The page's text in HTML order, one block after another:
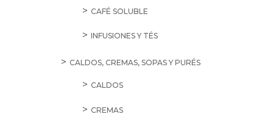
CAFÉ SOLUBLE
INFUSIONES Y TÉS
CALDOS, CREMAS, SOPAS Y PURÉS
CALDOS
CREMAS